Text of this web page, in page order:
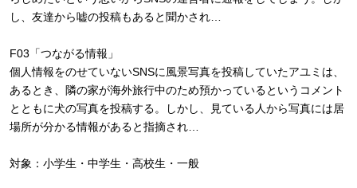
し、友達から嘘の投稿もあると聞かされ…
F03「つながる情報」
個人情報をのせていないSNSに風景写真を投稿していたアユミは、
あるとき、隣の家が海外旅行中のため預かっているというコメント
とともに犬の写真を投稿する。しかし、見ている人から写真には居
場所が分かる情報があると指摘され…
対象：小学生・中学生・高校生・一般